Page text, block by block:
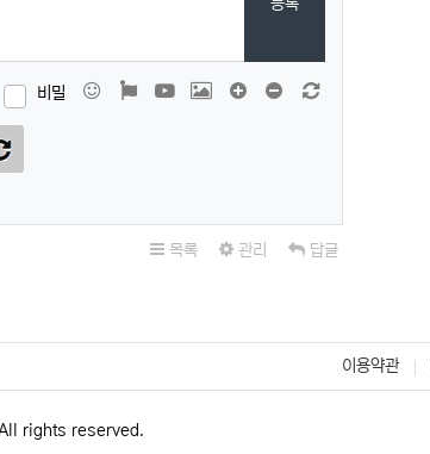
등록
비밀 이모티콘폰트어썸동영상 이미지 댓글창 늘이기댓글창 줄이기
목록 관리 답글
이용약관
rights reserved.